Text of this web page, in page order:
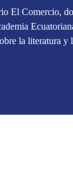
El Comercio,
la literatura y